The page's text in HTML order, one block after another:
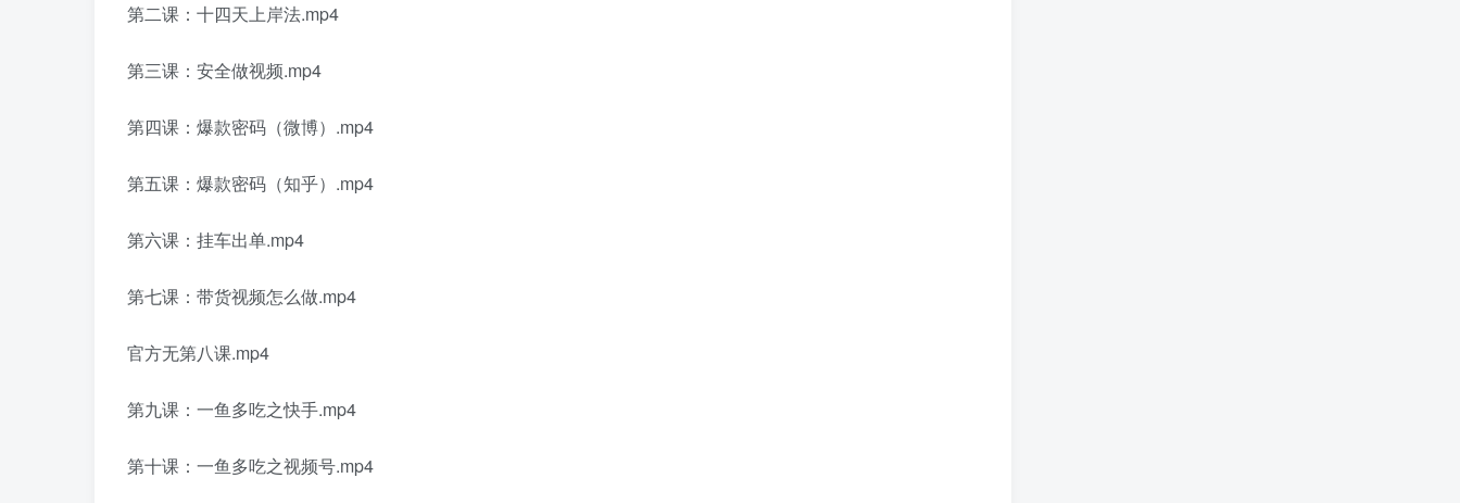
第二课：十四天上岸法.mp4
第三课：安全做视频.mp4
第四课：爆款密码（微博）.mp4
第五课：爆款密码（知乎）.mp4
第六课：挂车出单.mp4
第七课：带货视频怎么做.mp4
官方无第八课.mp4
第九课：一鱼多吃之快手.mp4
第十课：一鱼多吃之视频号.mp4